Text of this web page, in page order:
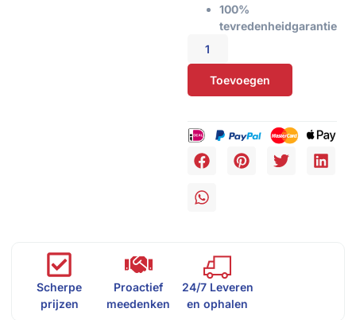
100%
tevredenheidgarantie
Toevoegen
Scherpe
prijzen
Proactief
meedenken
24/7 Leveren
en ophalen